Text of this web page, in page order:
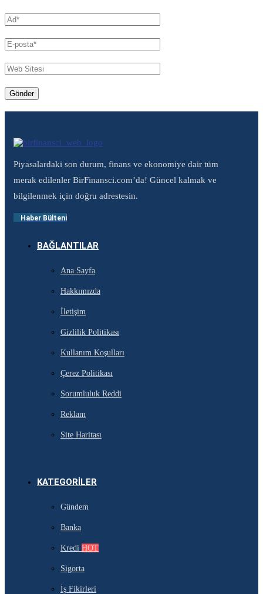
Piyasalardaki son durum, finans ve ekonomiye dair tüm
merak edilenler BirFinansci.com’da! Güncel kalmak ve
bilgilenmek için doğru adrestesin.
Haber Bülteni
BAĞLANTILAR
Ana Sayfa
Hakkımızda
İletişim
Gizlilik Politikası
Kullanım Koşulları
Çerez Politikası
Sorumluluk Reddi
Reklam
Site Haritası
KATEGORILER
Gündem
Banka
Kredi HOT
Sigorta
İş Fikirleri